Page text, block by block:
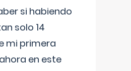
si habiendo
solo 14
mi primera
en este